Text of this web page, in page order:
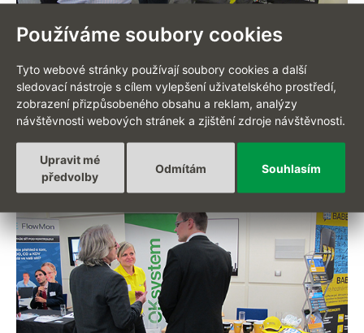
Používáme soubory cookies
Tyto webové stránky používají soubory cookies a další
sledovací nástroje s cílem vylepšení uživatelského prostředí,
zobrazení přizpůsobeného obsahu a reklam, analýzy
návštěvnosti webových stránek a zjištění zdroje návštěvnosti.
Souhlasím
Odmítám
Upravit mé
předvolby